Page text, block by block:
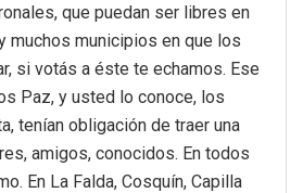
que puedan ser libres en
muchos municipios en que los
si votás a éste te echamos. Ese
Paz, y usted lo conoce, los
tenían obligación de traer una
amigos, conocidos. En todos
En La Falda, Cosquín, Capilla